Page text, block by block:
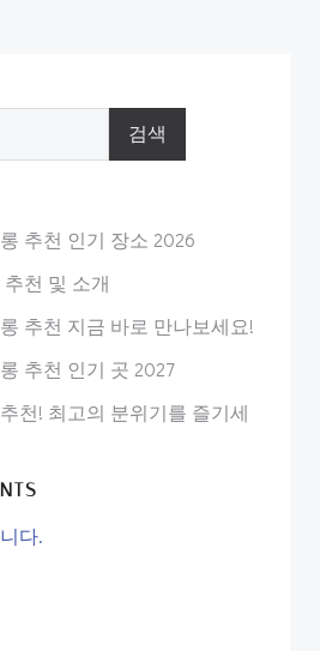
검색
추천 인기 장소 2026
천 및 소개
추천 지금 바로 만나보세요!
추천 인기 곳 2027
천! 최고의 분위기를 즐기세
다.